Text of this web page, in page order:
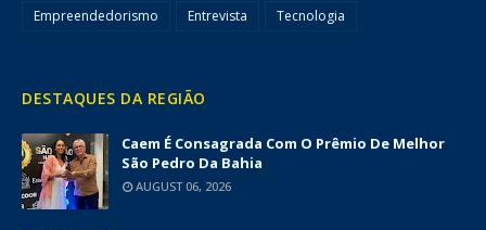
Empreendedorismo
Entrevista Tecnologia
DESTAQUES DA REGIÃO
Caem É Consagrada Com O Prêmio De Melhor
São Pedro Da Bahia
AUGUST 06, 2026